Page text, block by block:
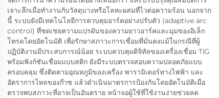
เจาะลึกเมื่อทำงานกับวัสดุบางหรือโลหะผสมที่ไวต่อความร้อน นอกจาก
นี้ ระบบยังมีเทคโนโลยีการควบคุมอาร์คอย่างปรับตัว (adaptive arc
control) ที่ชดเชยความแปรผันของความยาวอาร์คและมุมของอิเล็ก
โทรดโดยอัตโนมัติ เพื่อรักษาสภาวะการเชื่อมที่มั่นคงแม้ในกรณีที่ผู้
ปฏิบัติงานมีประสบการณ์น้อย ระบบควบคุมดิจิทัลของเครื่องเชื่อม TIG
พร้อมฟังก์ชันเชื่อมแบบสติก ยังมีระบบตรวจสอบความปลอดภัยแบบ
ครอบคลุม ซึ่งติดตามอุณหภูมิของเครื่อง พารามิเตอร์ทางไฟฟ้า และ
อัตราการไหลของก๊าซ แล้วดำเนินมาตรการป้องกันโดยอัตโนมัติเมื่อ
ตรวจพบสภาวะที่อาจเป็นอันตราย หน้าจอผู้ใช้ที่ใช้งานง่ายช่วยลด